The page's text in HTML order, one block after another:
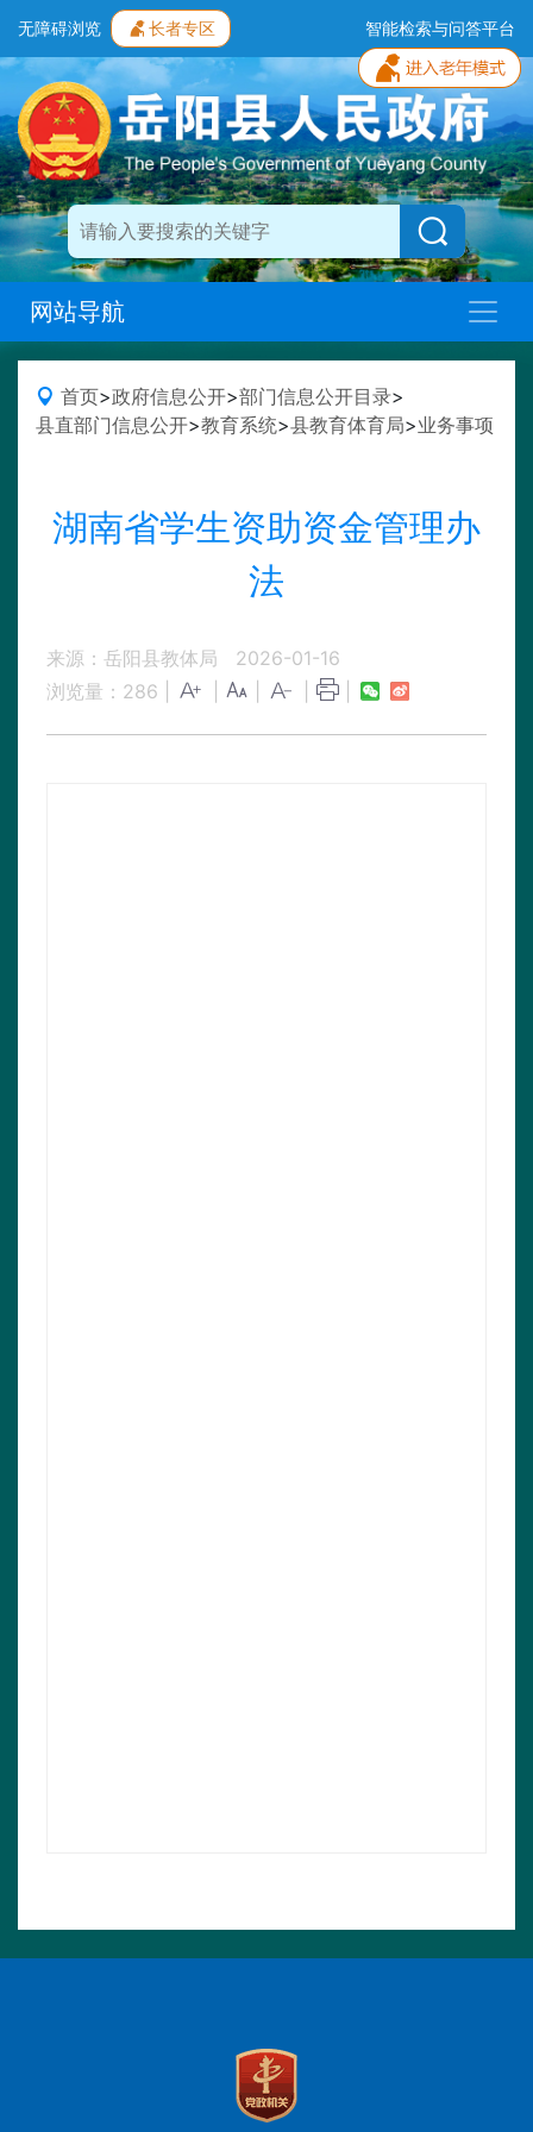
无障碍浏览 长者专区 智能检索与问答平台
网站导航
首页>政府信息公开>部门信息公开目录>
县直部门信息公开>教育系统>县教育体育局>业务事项
湖南省学生资助资金管理办
法
来源：岳阳县教体局
2026-01-16
浏览量： 286